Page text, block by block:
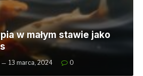
w małym stawie jako
13 marca, 2024 0